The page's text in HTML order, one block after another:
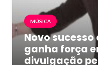
MÚSICA
Novo sucesso
ganha força
divulgação